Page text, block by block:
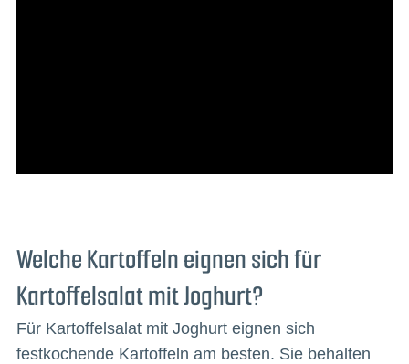
Welche Kartoffeln eignen sich für
Kartoffelsalat mit Joghurt?
Für Kartoffelsalat mit Joghurt eignen sich
festkochende Kartoffeln am besten. Sie behalten